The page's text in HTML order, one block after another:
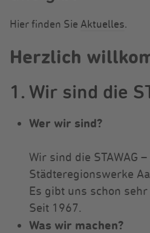
Hier finden Sie Aktuelles.
Herzlich
1. Wir sind die
Wer wir sind?
Wir sind die STAWAG
Städteregionswerke
Es gibt uns schon sehr
Seit 1967.
Was wir machen?